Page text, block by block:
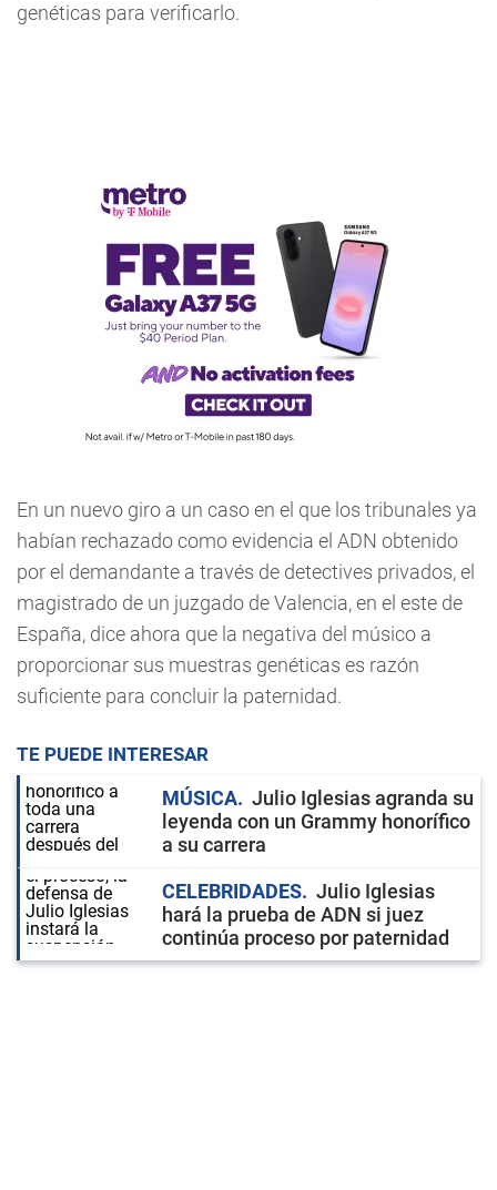
genéticas para verificarlo.
En un nuevo giro a un caso en el que los tribunales ya
habían rechazado como evidencia el ADN obtenido
por el demandante a través de detectives privados, el
magistrado de un juzgado de Valencia, en el este de
España, dice ahora que la negativa del músico a
proporcionar sus muestras genéticas es razón
suficiente para concluir la paternidad.
TE PUEDE INTERESAR
MÚSICA
Julio Iglesias agranda su
leyenda con un Grammy honorífico
a su carrera
CELEBRIDADES
Julio Iglesias
hará la prueba de ADN si juez
continúa proceso por paternidad